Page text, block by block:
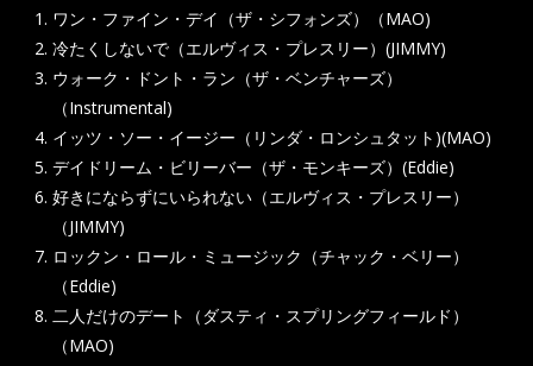
ワン・ファイン・デイ（ザ・シフォンズ）（MAO)
冷たくしないで（エルヴィス・プレスリー）(JIMMY)
ウォーク・ドント・ラン（ザ・ベンチャーズ）
（Instrumental)
イッツ・ソー・イージー（リンダ・ロンシュタット)(MAO)
デイドリーム・ビリーバー（ザ・モンキーズ）(Eddie)
好きにならずにいられない（エルヴィス・プレスリー）
（JIMMY)
ロックン・ロール・ミュージック（チャック・ベリー）
（Eddie)
二人だけのデート（ダスティ・スプリングフィールド）
（MAO)